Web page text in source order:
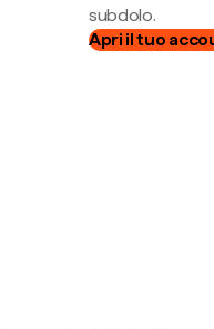
subdolo.
Apri il tuo